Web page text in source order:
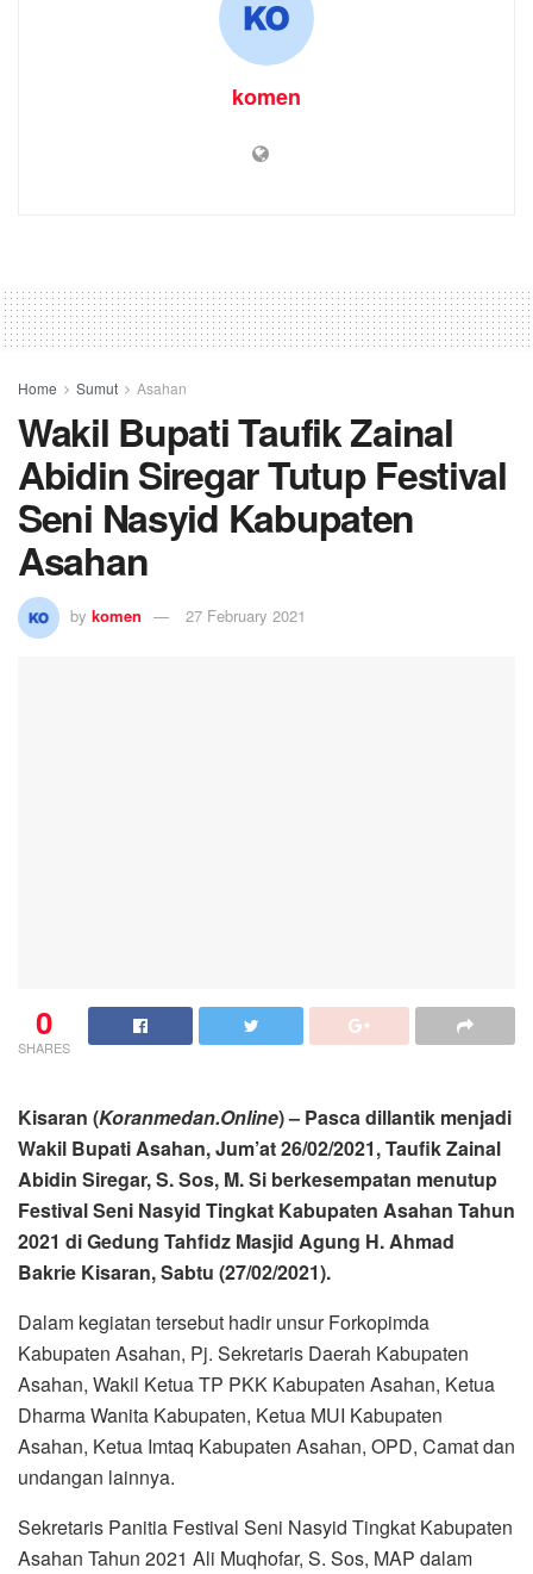
komen
Home Sumut Asahan
Wakil Bupati Taufik Zainal
Abidin Siregar Tutup Festival
Seni Nasyid Kabupaten
Asahan
by komen 27 February 2021
0
SHARES
Kisaran (Koranmedan.Online) – Pasca dillantik menjadi
Wakil Bupati Asahan, Jum’at 26/02/2021, Taufik Zainal
Abidin Siregar, S. Sos, M. Si berkesempatan menutup
Festival Seni Nasyid Tingkat Kabupaten Asahan Tahun
2021 di Gedung Tahfidz Masjid Agung H. Ahmad
Bakrie Kisaran, Sabtu (27/02/2021).
Dalam kegiatan tersebut hadir unsur Forkopimda
Kabupaten Asahan, Pj. Sekretaris Daerah Kabupaten
Asahan, Wakil Ketua TP PKK Kabupaten Asahan, Ketua
Dharma Wanita Kabupaten, Ketua MUI Kabupaten
Asahan, Ketua Imtaq Kabupaten Asahan, OPD, Camat dan
undangan lainnya.
Sekretaris Panitia Festival Seni Nasyid Tingkat Kabupaten
Asahan Tahun 2021 Ali Muqhofar, S. Sos, MAP dalam